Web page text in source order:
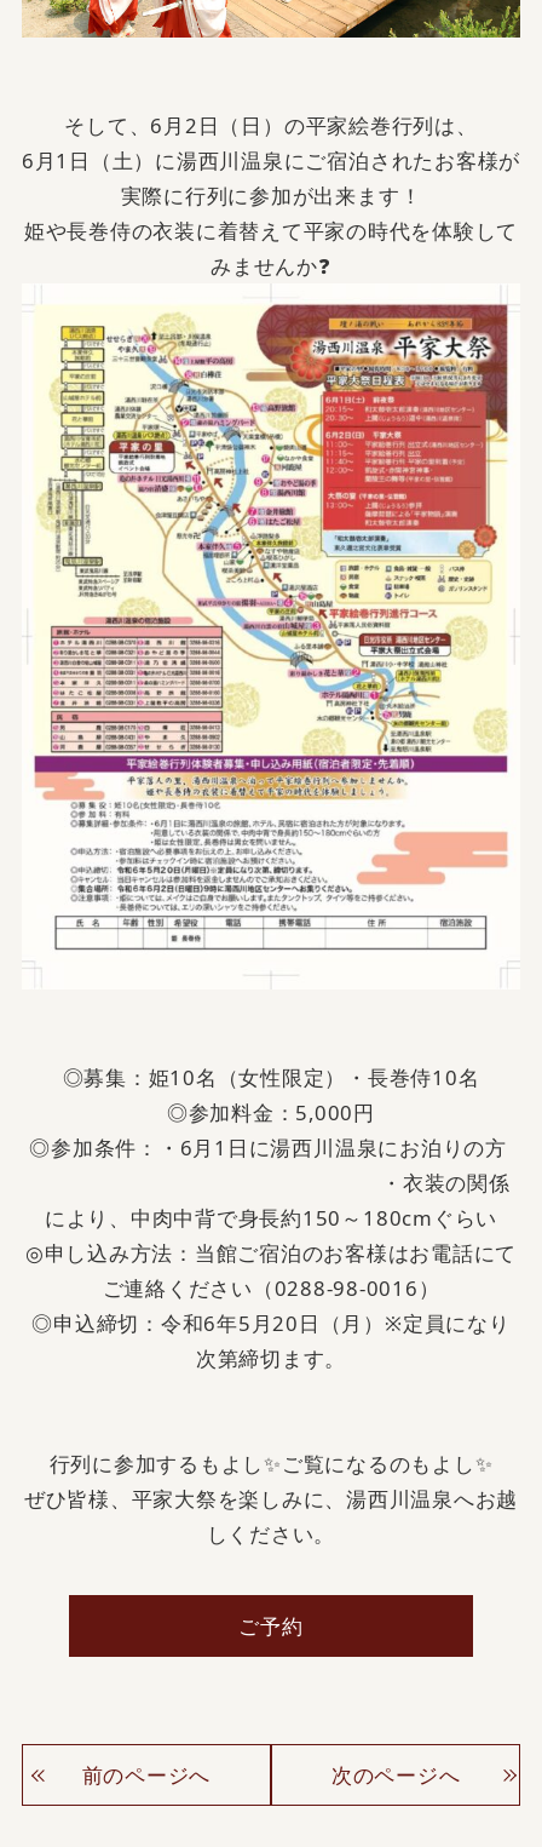
そして、6月2日（日）の平家絵巻行列は、
6月1日（土）に湯西川温泉にご宿泊されたお客様が
実際に行列に参加が出来ます！
姫や長巻侍の衣装に着替えて平家の時代を体験して
みませんか❓️
◎募集：姫10名（女性限定）・長巻侍10名
◎参加料金：5,000円
◎参加条件：・ 6月1日に湯西川温泉にお泊りの方
・衣装の関係
により、中肉中背で身長約150～180cmぐらい
◎申し込み方法：当館ご宿泊のお客様はお電話にて
ご連絡ください（0288-98-0016）
◎申込締切：令和6年5月20日（月）※定員になり
次第締切ます。
行列に参加するもよし✨️ご覧になるのもよし✨️
ぜひ皆様、平家大祭を楽しみに、湯西川温泉へお越
しください。
ご予約
前のページへ 次のページへ